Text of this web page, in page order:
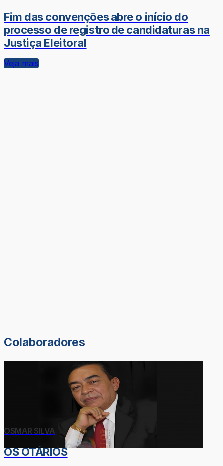
Fim das convenções abre o início do
processo de registro de candidaturas na
Justiça Eleitoral
Veja mais
Colaboradores
OSMAR SILVA
OS OTÁRIOS